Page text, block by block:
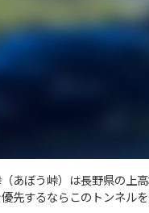
あぼう峠）は長野県の上
先するならこのトンネル